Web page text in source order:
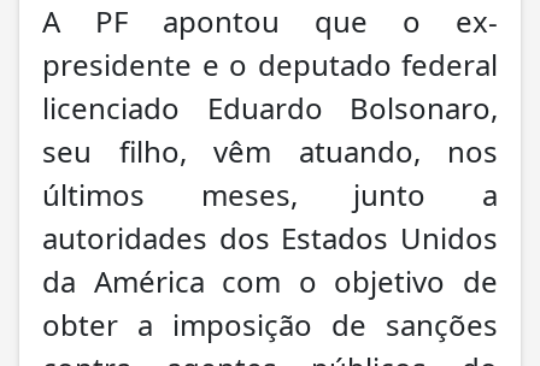
A PF apontou que o ex-
presidente e o deputado federal
licenciado Eduardo Bolsonaro,
seu filho, vêm atuando, nos
últimos meses, junto a
autoridades dos Estados Unidos
da América com o objetivo de
obter a imposição de sanções